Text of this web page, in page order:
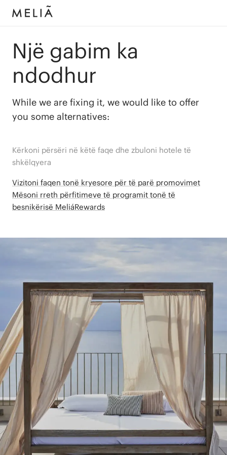
Një gabim ka
ndodhur
While we are fixing it, we would like to offer
you some alternatives:
Kërkoni përsëri në këtë faqe dhe zbuloni hotele të
shkëlqyera
Vizitoni faqen tonë kryesore për të parë promovimet
Mësoni rreth përfitimeve të programit tonë të
besnikërisë MeliáRewards